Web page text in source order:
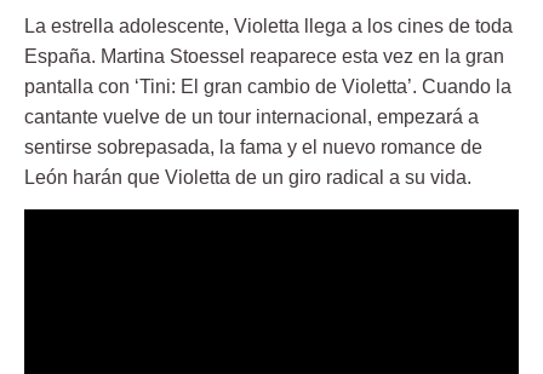
La estrella adolescente, Violetta llega a los cines de toda
España. Martina Stoessel reaparece esta vez en la gran
pantalla con ‘Tini: El gran cambio de Violetta’. Cuando la
cantante vuelve de un tour internacional, empezará a
sentirse sobrepasada, la fama y el nuevo romance de
León harán que Violetta de un giro radical a su vida.